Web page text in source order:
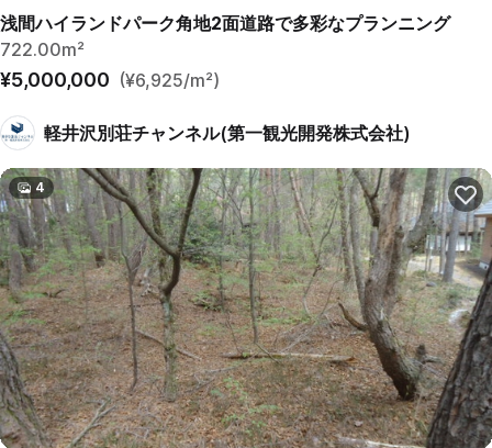
浅間ハイランドパーク角地2面道路で多彩なプランニング
722.00m²
¥5,000,000 (¥6,925/m²)
軽井沢別荘チャンネル(第一観光開発株式会社)
4